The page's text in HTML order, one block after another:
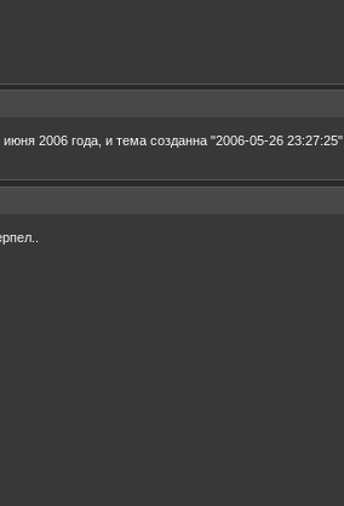
2006 года, и тема созданна "2006-05-26 23:27:25"